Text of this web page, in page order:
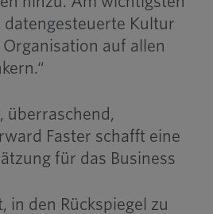
datengesteuerte Kultur
auf allen
überraschend,
Faster schafft eine
für das Business
in den Rückspiegel zu